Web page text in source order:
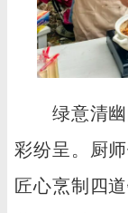
绿意清幽
彩纷呈。厨
匠心烹制四